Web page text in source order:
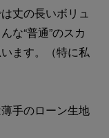
丈の長いボリュ
な“普通”のスカ
ます。（特に私
手のローン生地